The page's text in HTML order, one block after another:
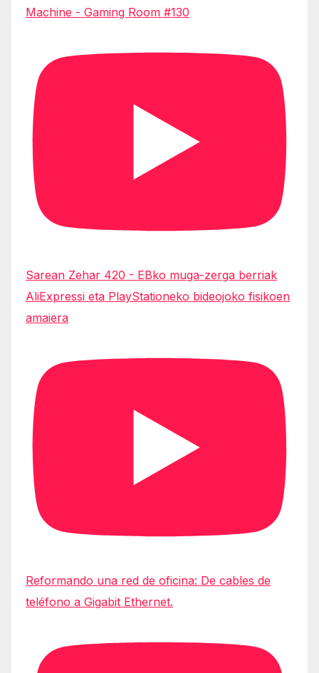
Machine - Gaming Room #130
Sarean Zehar 420 - EBko muga-zerga berriak
AliExpressi eta PlayStationeko bideojoko fisikoen
amaiera
Reformando una red de oficina: De cables de
teléfono a Gigabit Ethernet.